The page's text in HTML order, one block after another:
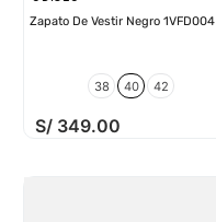
Zapato De Vestir Negro 1VFD004
38 40 42
S/ 349.00